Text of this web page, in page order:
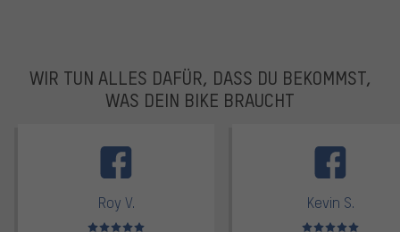
WIR TUN ALLES DAFÜR, DASS DU BEKOMMST,
WAS DEIN BIKE BRAUCHT
Roy V.
Bewertungen: 5 von 5
Kevin S.
Bewertungen: 5 von 5